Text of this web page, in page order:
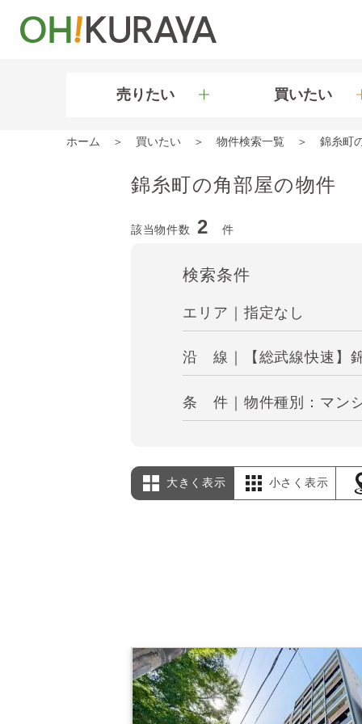
売りたい 買いたい
ホーム 買いたい 物件検索一覧 錦糸町
錦糸町の角部屋の物件
該当物件数 2 件
検索条件
エリア｜指定なし
沿 線｜【総武線快速】
条 件｜物件種別：マン
大きく表示 小さく表示